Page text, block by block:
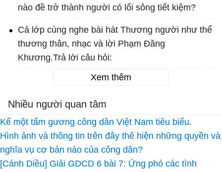
nào đề trở thành người có lối sông tiết kiệm?
Cả lớp cùng nghe bài hát Thương người như thể
thương thân, nhạc và lời Phạm Đăng
Khương.Trả lời câu hỏi:
Xem thêm
Nhiều người quan tâm
Kể một tấm gương công dân Việt Nam tiêu biểu.
Hình ảnh và thông tin trên đây thê hiện những quyền và
nghĩa vụ cơ bản nào của công dân?
[Cánh Diều] Giải GDCD 6 bài 7: Ứng phó các tình